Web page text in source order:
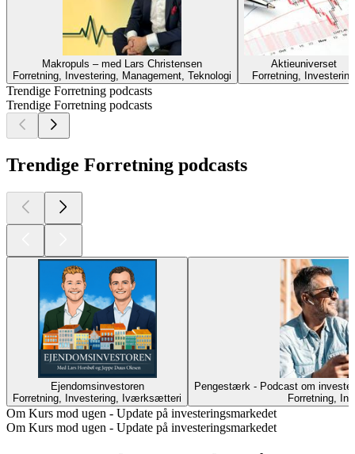
Makropuls – med Lars Christensen
Forretning, Investering, Management, Teknologi
Aktieuniverset
Forretning, Investering
Trendige Forretning podcasts
Trendige Forretning podcasts
Trendige Forretning podcasts
Ejendomsinvestoren
Forretning, Investering, Iværksætteri
Pengestærk - Podcast om
Forretning,
Om Kurs mod ugen - Update på investeringsmarkedet
Om Kurs mod ugen - Update på investeringsmarkedet